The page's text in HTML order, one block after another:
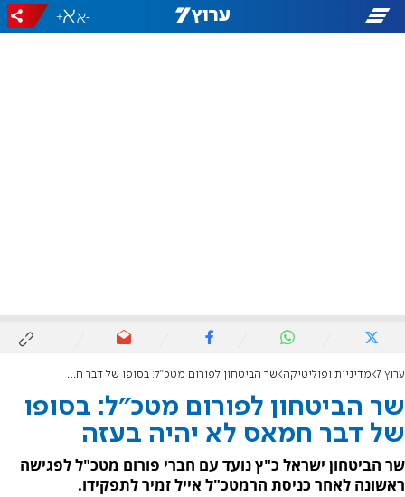
-
+
ערוץ 7 מדיניות ופוליטיקה שר הביטחון לפורום מטכ"ל: בסופו של דבר חמאס לא יהיה בעזה
שר הביטחון לפורום מטכ"ל: בסופו
של דבר חמאס לא יהיה בעזה
שר הביטחון ישראל כ"ץ נועד עם חברי פורום מטכ"ל לפגישה
ראשונה לאחר כניסת הרמטכ"ל אייל זמיר לתפקידו.